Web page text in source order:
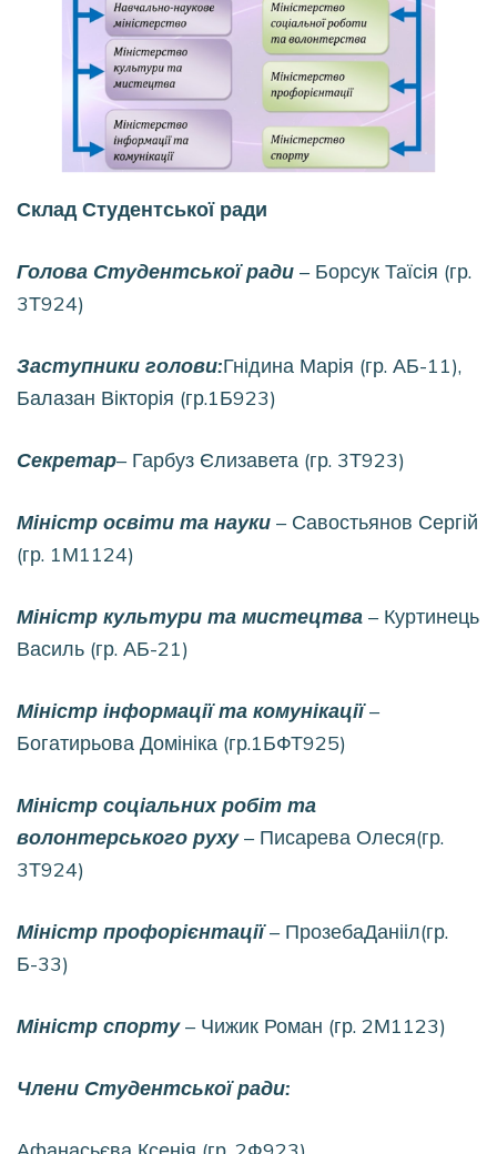
Склад Студентської ради
Голова Студентської ради – Борсук Таїсія (гр.
3Т924)
Заступники голови:Гнідина Марія (гр. АБ-11),
Балазан Вікторія (гр.1Б923)
Секретар– Гарбуз Єлизавета (гр. 3Т923)
Міністр освіти та науки – Савостьянов Сергій
(гр. 1М1124)
Міністр культури та мистецтва – Куртинець
Василь (гр. АБ-21)
Міністр інформації та комунікації–
Богатирьова Домініка (гр.1БФТ925)
Міністр соціальних робіт та
волонтерського руху– Писарева Олеся(гр.
3Т924)
Міністр профорієнтації– ПрозебаДанііл(гр.
Б-33)
Міністр спорту– Чижик Роман (гр. 2М1123)
Члени Студентської ради: